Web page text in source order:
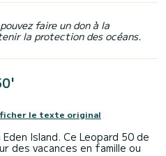
faire un don à la
la protection des océans.
le texte original
Island. Ce Leopard 50 de
des vacances en famille ou